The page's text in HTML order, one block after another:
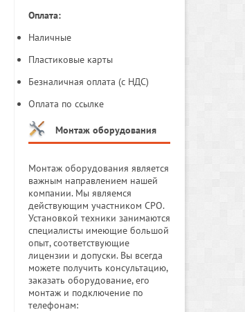
Оплата:
Наличные
Пластиковые карты
Безналичная оплата (с НДС)
Оплата по ссылке
Монтаж оборудования
Монтаж оборудования является
важным направлением нашей
компании. Мы являемся
действующим участником СРО.
Установкой техники занимаются
специалисты имеющие большой
опыт, соответствующие
лицензии и допуски. Вы всегда
можете получить консультацию,
заказать оборудование, его
монтаж и подключение по
телефонам: